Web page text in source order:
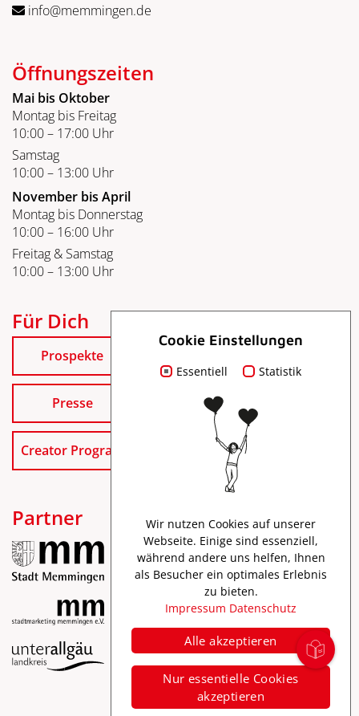
info@memmingen.de
Öffnungszeiten
Mai bis Oktober
Montag bis Freitag
10:00 – 17:00 Uhr
Samstag
10:00 – 13:00 Uhr
November bis April
Montag bis Donnerstag
10:00 – 16:00 Uhr
Freitag & Samstag
10:00 – 13:00 Uhr
Für Dich
Prospekte
Presse
Creator Program
Partner
Impressum
Datenschutz
Barrierefreiheit
Cookie Einstellungen
Essentiell Statistik
Wir nutzen Cookies auf unserer
Webseite. Einige sind essenziell,
während andere uns helfen, Ihnen
als Besucher ein optimales Erlebnis
zu bieten.
Impressum Datenschutz
Alle akzeptieren
Nur essentielle Cookies
akzeptieren